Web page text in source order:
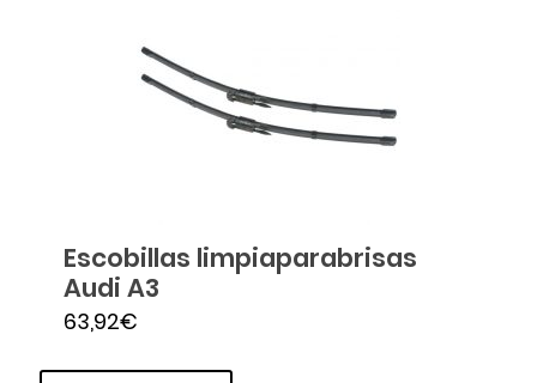
Escobillas limpiaparabrisas
Audi A3
63,92€